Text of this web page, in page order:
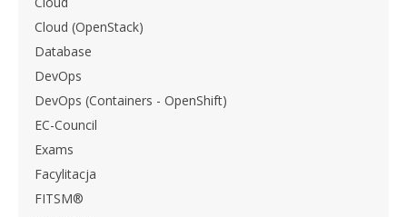
Cloud (OpenStack)
Database
DevOps
DevOps (Containers - OpenShift)
EC-Council
Exams
Facylitacja
FITSM®